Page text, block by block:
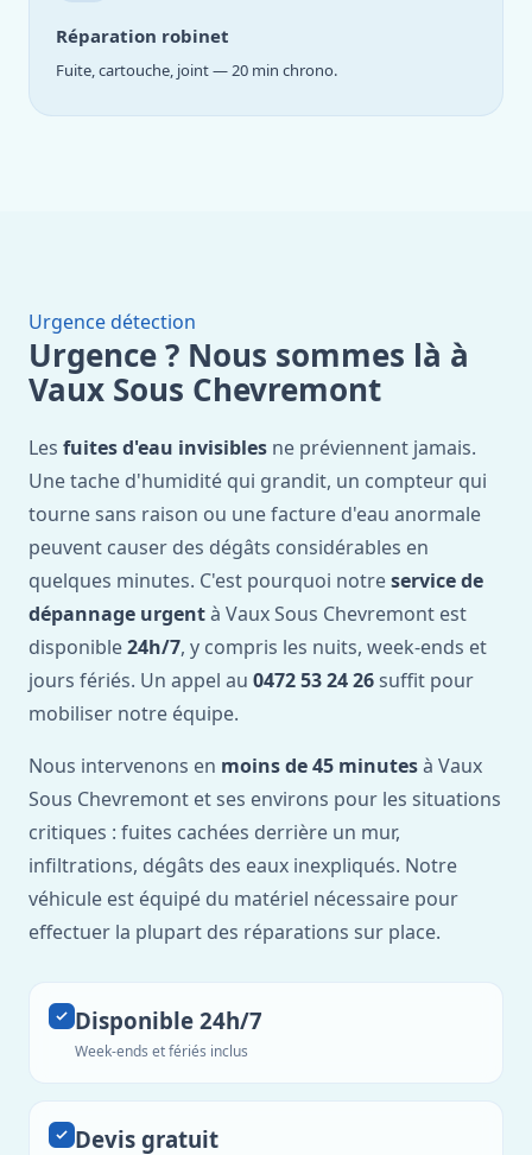
Réparation robinet
Fuite, cartouche, joint — 20 min chrono.
Urgence détection
Urgence ? Nous sommes là à
Vaux Sous Chevremont
Les fuites d'eau invisibles ne préviennent jamais.
Une tache d'humidité qui grandit, un compteur qui
tourne sans raison ou une facture d'eau anormale
peuvent causer des dégâts considérables en
quelques minutes. C'est pourquoi notreservice de
dépannage urgentà Vaux Sous Chevremont est
disponible24h/7, y compris les nuits, week-ends et
jours fériés. Un appel au 0472 53 24 26 suffit pour
mobiliser notre équipe.
Nous intervenons en moins de 45 minutesà Vaux
Sous Chevremont et ses environs pour les situations
critiques : fuites cachées derrière un mur,
infiltrations, dégâts des eaux inexpliqués. Notre
véhicule est équipé du matériel nécessaire pour
effectuer la plupart des réparations sur place.
Disponible 24h/7
Week-ends et fériés inclus
Devis gratuit